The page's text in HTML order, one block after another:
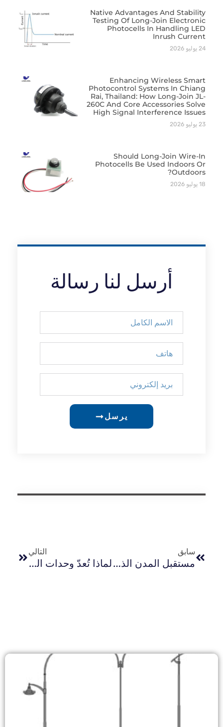
Native Advantages And Stability
Testing Of Long-Join Electronic
Photocells In Handling LED
Inrush Current
24 يوليو 2026
Enhancing Wireless Smart
Photocontrol Systems In Chiang
Rai, Thailand: How Long-Join JL-
260C And Core Accessories Solve
High Signal Interference Issues
23 يوليو 2026
Should Long-Join Wire-In
Photocells Be Used Indoors Or
Outdoors?
18 يوليو 2026
أرسل لنا رسالة
يرسل
سابق
مستقبل المدن الذكية: كيف تقود الإضاءة الخارجية التحول الذكي
التالي
لماذا تُعدّ وحدات التحكم بالخلايا الضوئية مهمةً عند انقطاع الطاقة الشمسية: دروسٌ من انقطاع التيار الكهربائي الهائل في أوروبا